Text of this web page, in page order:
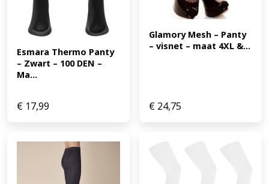
Esmara Thermo Panty
– Zwart – 100 DEN –
Ma...
€ 17,99
Glamory Mesh – Panty
– visnet – maat 4XL &...
€ 24,75